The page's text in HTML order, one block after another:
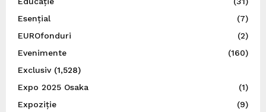
Esențial
(7)
EUROfonduri
(2)
Evenimente
(160)
Exclusiv(1,528)
Expo 2025 Osaka
(1)
Expoziție
(9)